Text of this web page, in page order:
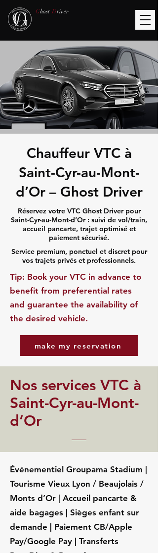
Ghost Driver
Chauffeur VTC à
Saint-Cyr-au-Mont-
d’Or – Ghost Driver
Réservez votre VTC Ghost Driver pour
Saint-Cyr-au-Mont-d’Or : suivi de vol/train,
accueil pancarte, trajet optimisé et
paiement sécurisé.
Service premium, ponctuel et discret pour
vos trajets privés et professionnels.
​Tip: Book your VTC in advance to
benefit from preferential rates
and guarantee the availability of
the desired vehicle.
make my reservation
Nos services VTC à
Saint-Cyr-au-Mont-
d’Or
Événementiel Groupama Stadium |
Tourisme Vieux Lyon / Beaujolais /
Monts d’Or | Accueil pancarte &
aide bagages | Sièges enfant sur
demande | Paiement CB/Apple
Pay/Google Pay | Transferts